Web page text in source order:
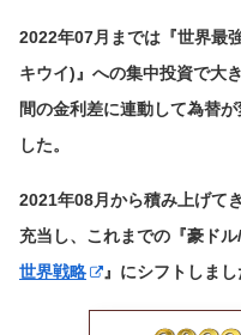
2022年07月までは『世界最
キウイ)』への集中投資で大
間の金利差に連動して為替
した。
2021年08月から積み上げて
充当し、これまでの『豪ド
世界戦略
』にシフトしまし